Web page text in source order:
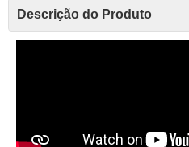
Descrição do Produto